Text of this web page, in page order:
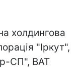
холдингова
"Іркут",
СП", ВАТ